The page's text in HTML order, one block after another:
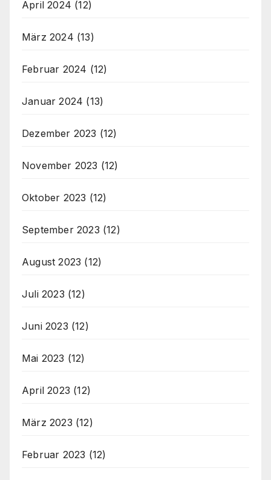
April 2024 (12)
März 2024 (13)
Februar 2024 (12)
Januar 2024 (13)
Dezember 2023 (12)
November 2023 (12)
Oktober 2023 (12)
September 2023 (12)
August 2023 (12)
Juli 2023 (12)
Juni 2023 (12)
Mai 2023 (12)
April 2023 (12)
März 2023 (12)
Februar 2023 (12)